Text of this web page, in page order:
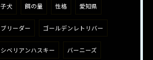
子犬 餌の量 性格 愛知県
ブリーダー ゴールデンレトリバー
シベリアンハスキー バーニーズ